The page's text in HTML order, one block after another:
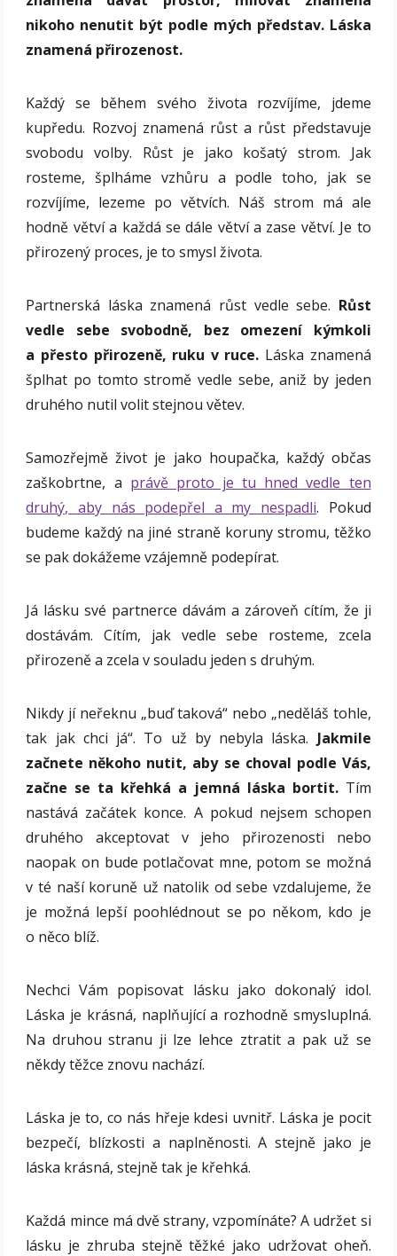
nikoho nenutit být podle mých představ. Láska
znamená přirozenost.
Každý se během svého života rozvíjíme, jdeme
kupředu. Rozvoj znamená růst a růst představuje
svobodu volby. Růst je jako košatý strom. Jak
rosteme, šplháme vzhůru a podle toho, jak se
rozvíjíme, lezeme po větvích. Náš strom má ale
hodně větví a každá se dále větví a zase větví. Je to
přirozený proces, je to smysl života.
Partnerská láska znamená růst vedle sebe. Růst
vedle sebe svobodně, bez omezení kýmkoli
a přesto přirozeně, ruku v ruce. Láska znamená
šplhat po tomto stromě vedle sebe, aniž by jeden
druhého nutil volit stejnou větev.
Samozřejmě život je jako houpačka, každý občas
zaškobrtne, a právě proto je tu hned vedle ten
druhý, aby nás podepřel a my nespadli. Pokud
budeme každý na jiné straně koruny stromu, těžko
se pak dokážeme vzájemně podepírat.
Já lásku své partnerce dávám a zároveň cítím, že ji
dostávám. Cítím, jak vedle sebe rosteme, zcela
přirozeně a zcela v souladu jeden s druhým.
Nikdy jí neřeknu „buď taková“ nebo „neděláš tohle,
tak jak chci já“. To už by nebyla láska. Jakmile
začnete někoho nutit, aby se choval podle Vás,
začne se ta křehká a jemná láska bortit.Tím
nastává začátek konce. A pokud nejsem schopen
druhého akceptovat v jeho přirozenosti nebo
naopak on bude potlačovat mne, potom se možná
v té naší koruně už natolik od sebe vzdalujeme, že
je možná lepší poohlédnout se po někom, kdo je
o něco blíž.
Nechci Vám popisovat lásku jako dokonalý idol.
Láska je krásná, naplňující a rozhodně smysluplná.
Na druhou stranu ji lze lehce ztratit a pak už se
někdy těžce znovu nachází.
Láska je to, co nás hřeje kdesi uvnitř. Láska je pocit
bezpečí, blízkosti a naplněnosti. A stejně jako je
láska krásná, stejně tak je křehká.
Každá mince má dvě strany, vzpomínáte? A udržet si
lásku je zhruba stejně těžké jako udržovat oheň.